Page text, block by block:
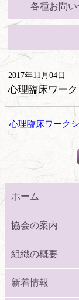
各種お問
2017年11月04日
心理臨床ワー
心理臨床ワーク
ホーム
協会の案内
組織の概要
新着情報